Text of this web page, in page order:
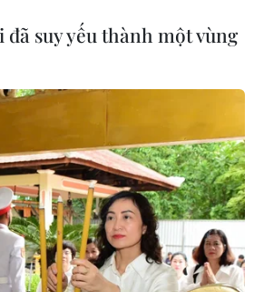
ngợi việc Nga-Mỹ đạt
soát vũ khí
lịch sử ở Geneva ông Putin và
một tuyên bố chung ngắn gọn,
suy yếu thành một vùng